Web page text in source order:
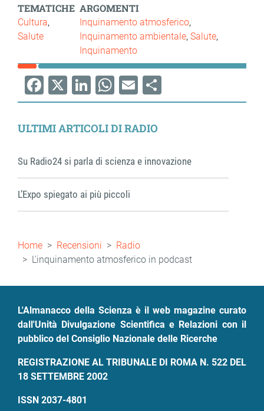
TEMATICHE
Cultura
Salute
ARGOMENTI
Inquinamento atmosferico
Inquinamento ambientale Salute
Inquinamento
Facebook
X LinkedIn
WhatsApp
EmailShare
ULTIMI ARTICOLI DI RADIO
Su Radio24 si parla di scienza e innovazione
L’Expo spiegato ai più piccoli
Briciole
di
pane
Home Recensioni
Radio
L'inquinamento atmosferico in podcast
L'Almanacco della Scienza è il web magazine curato
dall'Unità Divulgazione Scientifica e Relazioni con il
pubblico del Consiglio Nazionale delle Ricerche
REGISTRAZIONE AL TRIBUNALE DI ROMA N. 522 DEL
18 SETTEMBRE 2002
ISSN 2037-4801